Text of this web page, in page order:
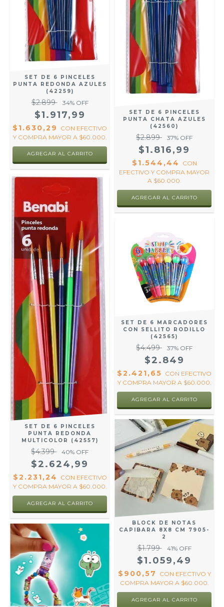
SET DE 6 PINCELES
PUNTA REDONDA AZULES
(42259)
$2.899 34% OFF
$1.917,99
$1.630,29 CON EFECTIVO
Y COMPRA MAYOR A $60.000.
SET DE 6 PINCELES
PUNTA CHATA AZULES
(42560)
$2.899 37% OFF
$1.816,99
$1.544,44
CON
EFECTIVO Y COMPRA MAYOR
A $60.000.
SET DE 6 PINCELES
PUNTA REDONDA
MULTICOLOR (42557)
$4.399 40% OFF
$2.624,99
$2.231,24 CON EFECTIVO
Y COMPRA MAYOR A $60.000.
SET DE 6 MARCADORES
CON SELLITO RODILLO
(42565)
$4.499 37% OFF
$2.849
$2.421,65 CON EFECTIVO
Y COMPRA MAYOR A $60.000.
BLOCK DE NOTAS
CAPIBARA 8X8 CM 7905-
2
$1.799 41% OFF
$1.059,49
$900,57 CON EFECTIVO Y
COMPRA MAYOR A $60.000.